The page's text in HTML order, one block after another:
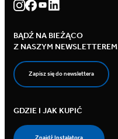
BĄDŹ NA BIEŻĄCO
Z NASZYM NEWSLETTEREM
Zapisz się do newslettera
GDZIE I JAK KUPIĆ